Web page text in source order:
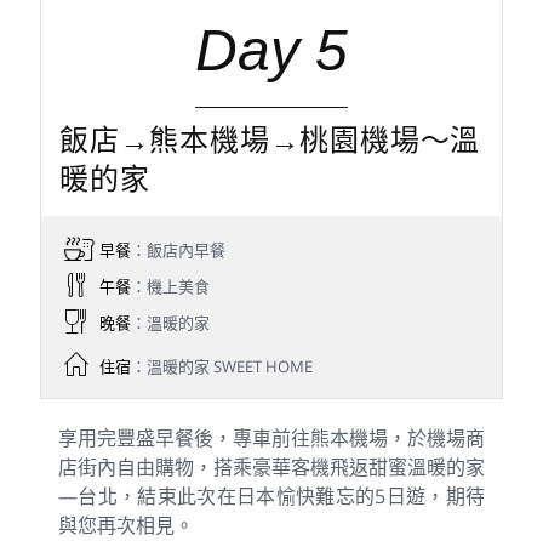
Day 5
飯店→熊本機場→桃園機場～溫
暖的家
早餐：飯店內早餐
午餐：機上美食
晚餐：溫暖的家
住宿：溫暖的家 SWEET HOME
享用完豐盛早餐後，專車前往熊本機場，於機場商
店街內自由購物，搭乘豪華客機飛返甜蜜溫暖的家
—台北，結束此次在日本愉快難忘的5日遊，期待
與您再次相見。